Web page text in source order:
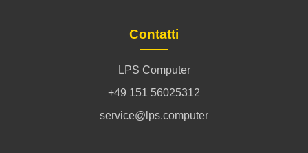
Contatti
LPS Computer
+49 151 56025312
service@lps.computer